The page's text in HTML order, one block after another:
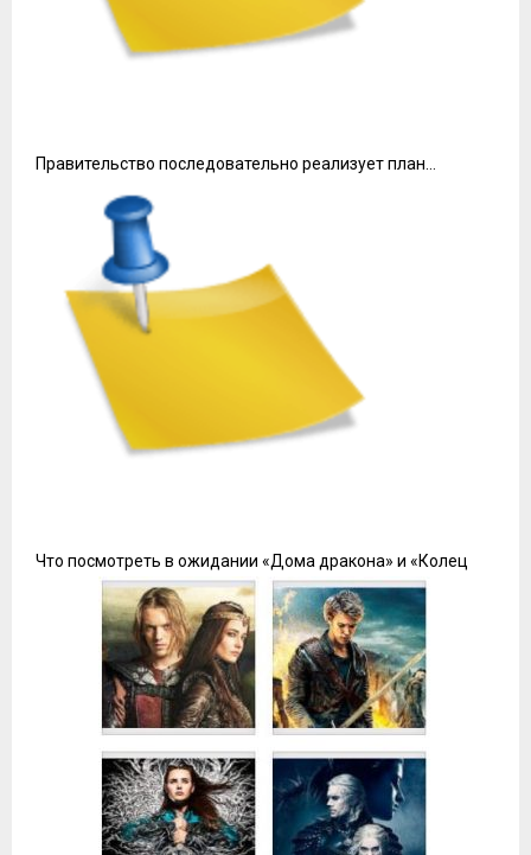
Правительство последовательно реализует план…
Что посмотреть в ожидании «Дома дракона» и «Колец